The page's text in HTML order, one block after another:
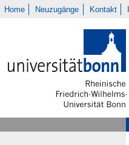
Home Neuzugänge Kontakt